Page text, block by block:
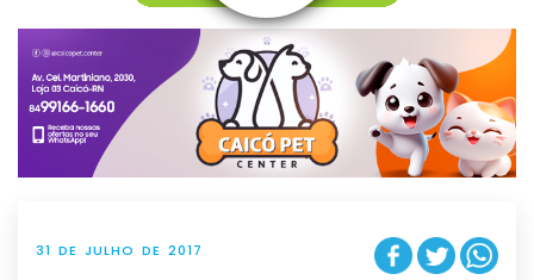
v
g
t
i
o
n
31 DE JULHO DE 2017